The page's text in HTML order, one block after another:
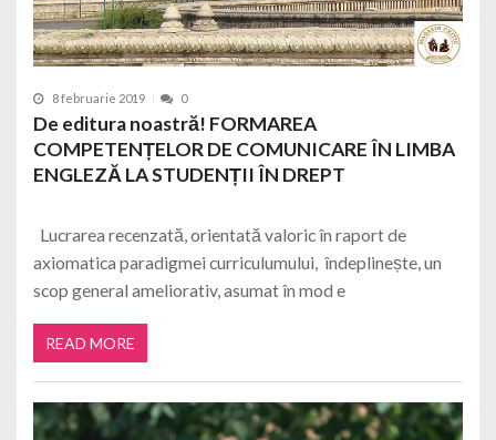
8 februarie 2019 0
De editura noastră! FORMAREA
COMPETENȚELOR DE COMUNICARE ÎN LIMBA
ENGLEZĂ LA STUDENȚII ÎN DREPT
Lucrarea recenzată, orientată valoric în raport de
axiomatica paradigmei curriculumului, îndeplinește, un
scop general ameliorativ, asumat în mod e
READ MORE